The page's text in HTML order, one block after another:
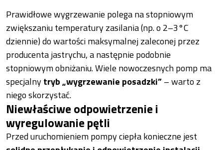
Prawidłowe wygrzewanie polega na stopniowym
zwiększaniu temperatury zasilania (np. o 2–3°C
dziennie) do wartości maksymalnej zaleconej przez
producenta jastrychu, a następnie podobnie
stopniowym obniżaniu. Wiele nowoczesnych pomp ma
specjalnytryb „wygrzewanie posadzki”– warto z
niego skorzystać.
Niewłaściwe odpowietrzenie i
wyregulowanie pętli
Przed uruchomieniem pompy ciepła konieczne jest